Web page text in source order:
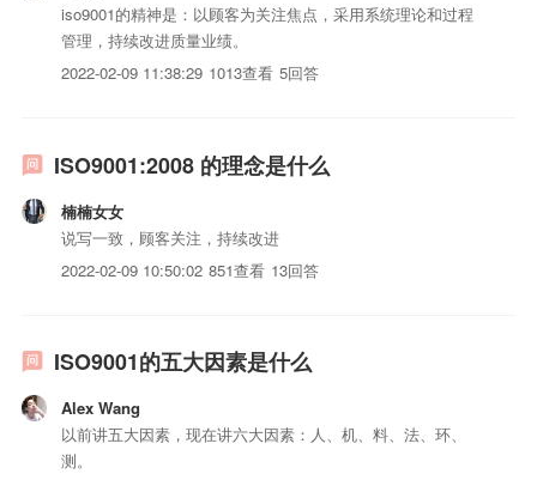
iso9001的精神是：以顾客为关注焦点，采用系统理论和过程
管理，持续改进质量业绩。
2022-02-09 11:38:29 1013查看 5回答
ISO9001:2008 的理念是什么
楠楠女女
说写一致，顾客关注，持续改进
2022-02-09 10:50:02 851查看 13回答
ISO9001的五大因素是什么
Alex Wang
以前讲五大因素，现在讲六大因素：人、机、料、法、环、
测。